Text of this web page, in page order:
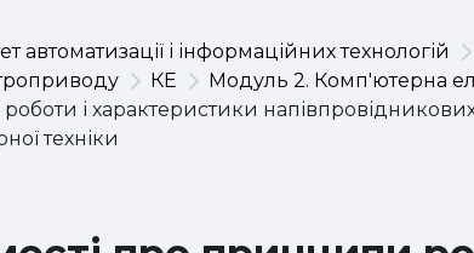
автоматизації і інформаційних технологій
КЕ
Модуль 2. Комп'ютерна
і характеристики
техніки